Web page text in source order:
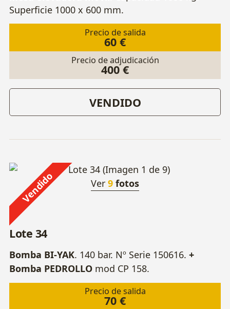
Superficie 1000 x 600 mm.
Precio de salida
60 €
Precio de adjudicación
400 €
VENDIDO
Vendido Ver 9 fotos
Lote 34
Bomba BI-YAK. 140 bar. Nº Serie 150616. +
Bomba PEDROLLO mod CP 158.
Precio de salida
70 €